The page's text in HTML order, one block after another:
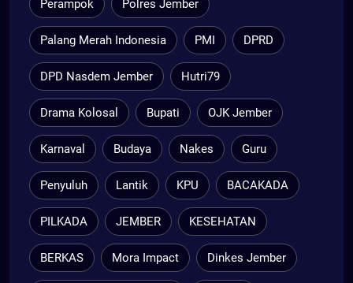
Perampok Polres Jember
Palang Merah Indonesia PMI DPRD
DPD Nasdem Jember Hutri79
Drama Kolosal Bupati OJK Jember
Karnaval Budaya Nakes Guru
Penyuluh Lantik KPU BACAKADA
PILKADA JEMBER KESEHATAN
BERKAS Mora Impact Dinkes Jember